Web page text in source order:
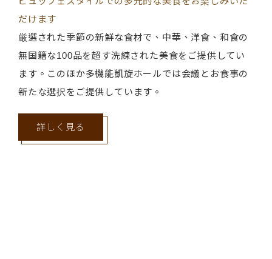
ただけます。
雲林県・嘉義県エリアで最もエレガントな⾵格あるホ
ールです。
収容可能⼈数は200〜800名。また、あらゆるスタイル
に対応
可能な⼤⼩個室もご⽤意しております。専⾨スタッフ
が宴席でのお⾷事、会議での軽飲⾷についての各種ご
相談・ご提案を承ります。照明・⾳響などの設備も完
だけます
厳選された季節の新鮮な食材で、中華、洋食、和食の
無国籍な100品を超す洗練された美食をご提供してい
ます。このほか多機能凱旋ホールでは会議とお食事の
新たな選択をご提供しています。
詳しく見る
は、甘く香り豊かで柔らかパリパリ。
プリンスのスタイルを再現・ヨーロッパスタイルの代
表的な美味しいパンです。クラシックが流れるなか、
フルーツと天然酵母を美味しさのベースに、72時間の
発酵と熟成で作り上げました。最高級の小麦の香りと
限定バターを加えたパンの口当たりは甘く香り豊か
で、柔らかくパリパリです。天然、塩分控えめ、油控